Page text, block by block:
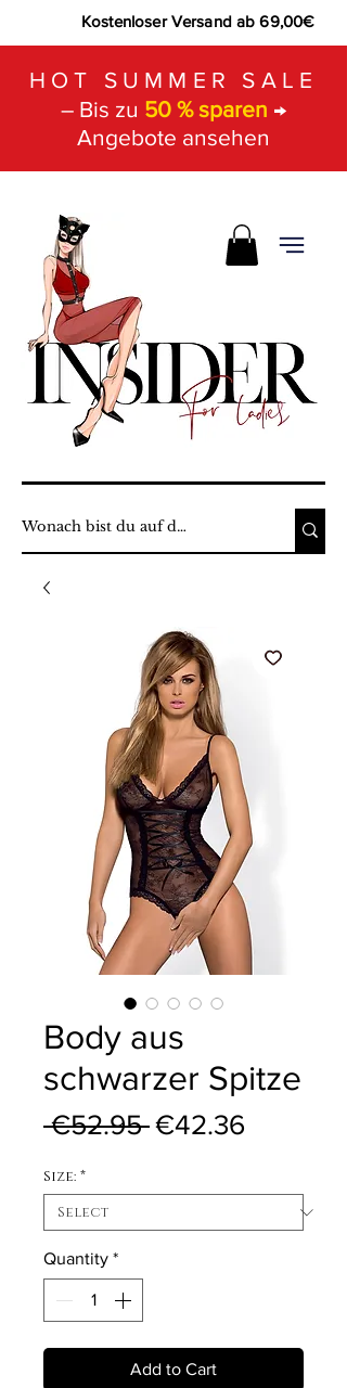
Kostenloser Versand ab 69,00€
HOT SUMMER SALE
– Bis zu 50 % sparen →
Angebote ansehen
Body aus
schwarzer Spitze
€52.95 Regular Price
€42.36
Size: *
Quantity *
Add to Cart